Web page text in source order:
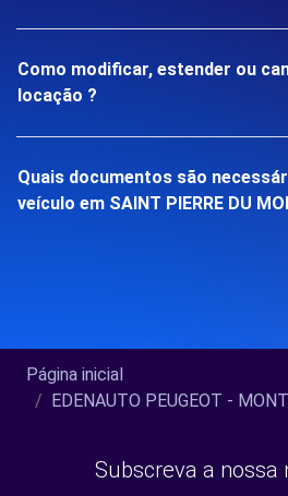
Como modificar, estender ou
locação ?
Quais documentos são
veículo em SAINT PIERRE DU
Página inicial
EDENAUTO PEUGEOT -
Subscreva a nossa